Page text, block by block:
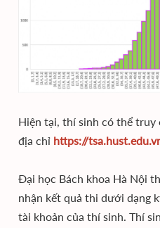
Hiện tại, thí sinh có thể truy
địa chỉ https://
Đại học Bách khoa Hà Nội
nhận kết quả thi dưới dạng
tài khoản của thí sinh. Thí